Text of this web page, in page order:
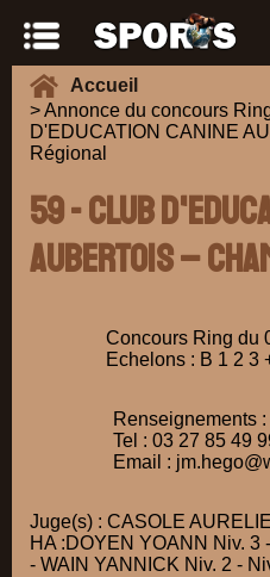
Accueil
> Annonce du concours
D'EDUCATION CANINE
Régional
59 - CLUB
AUBERTOIS –
Concours Ring du
Echelons : B 1 2 3
Renseignements
Tel : 03 27 85 49
Email :
Juge(s) : CASOLE
HA :DOYEN YOANN Niv. 3
- WAIN YANNICK Niv. 2 -